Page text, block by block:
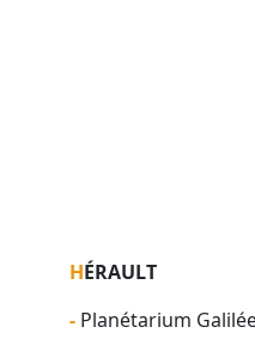
HÉRAULT
- Planétarium